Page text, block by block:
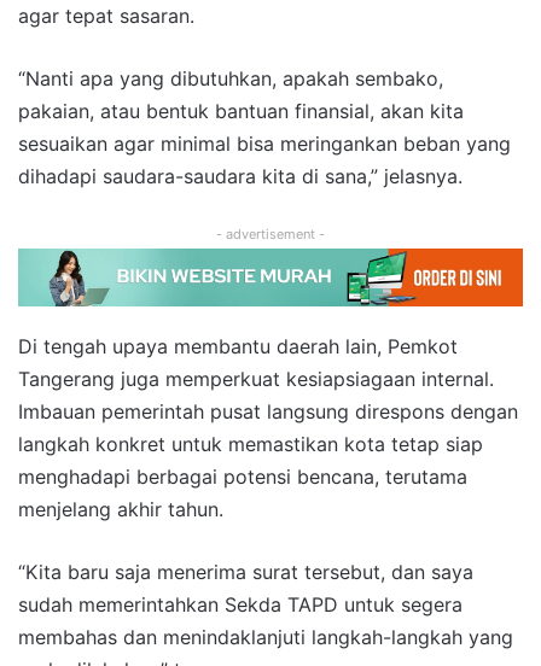
agar tepat sasaran.
“Nanti apa yang dibutuhkan, apakah sembako,
pakaian, atau bentuk bantuan finansial, akan kita
sesuaikan agar minimal bisa meringankan beban yang
dihadapi saudara-saudara kita di sana,” jelasnya.
- advertisement -
Di tengah upaya membantu daerah lain, Pemkot
Tangerang juga memperkuat kesiapsiagaan internal.
Imbauan pemerintah pusat langsung direspons dengan
langkah konkret untuk memastikan kota tetap siap
menghadapi berbagai potensi bencana, terutama
menjelang akhir tahun.
“Kita baru saja menerima surat tersebut, dan saya
sudah memerintahkan Sekda TAPD untuk segera
membahas dan menindaklanjuti langkah-langkah yang